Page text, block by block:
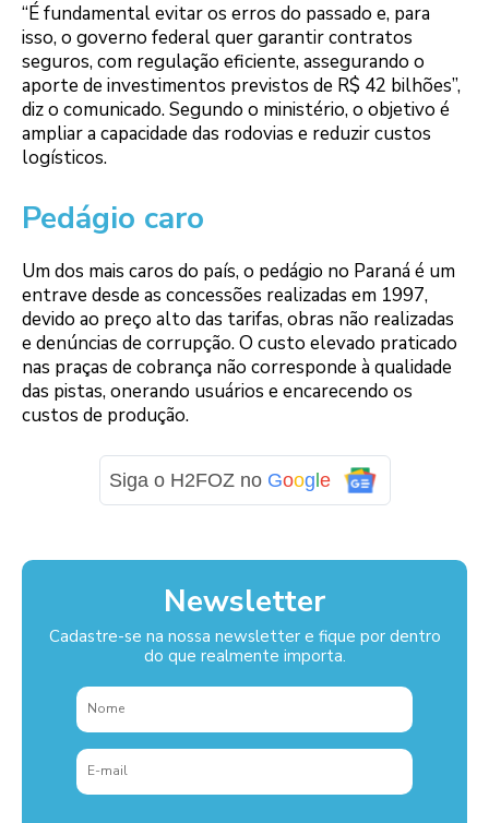
“É fundamental evitar os erros do passado e, para
isso, o governo federal quer garantir contratos
seguros, com regulação eficiente, assegurando o
aporte de investimentos previstos de R$ 42 bilhões”,
diz o comunicado. Segundo o ministério, o objetivo é
ampliar a capacidade das rodovias e reduzir custos
logísticos.
Pedágio caro
Um dos mais caros do país, o pedágio no Paraná é um
entrave desde as concessões realizadas em 1997,
devido ao preço alto das tarifas, obras não realizadas
e denúncias de corrupção. O custo elevado praticado
nas praças de cobrança não corresponde à qualidade
das pistas, onerando usuários e encarecendo os
custos de produção.
Siga o H2FOZ no Goog e
Newsletter
Cadastre-se na nossa newsletter e fique por dentro
do que realmente importa.